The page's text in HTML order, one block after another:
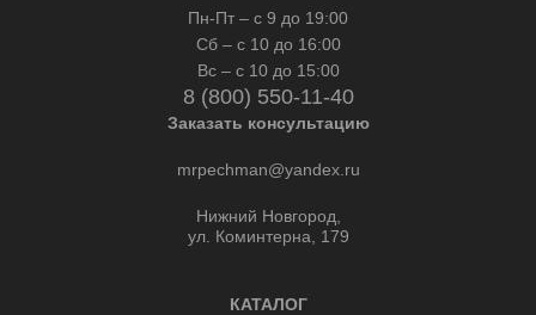
Пн-Пт – с 9 до 19:00
Сб – с 10 до 16:00
Вс – с 10 до 15:00
8 (800) 550-11-40
Заказать консультацию
mrpechman@yandex.ru
Нижний Новгород,
ул. Коминтерна, 179
КАТАЛОГ